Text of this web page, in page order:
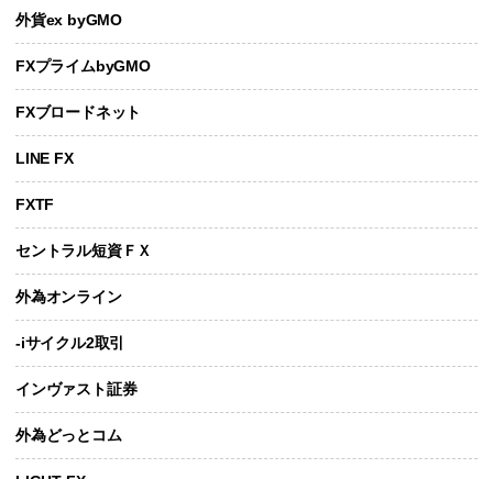
外貨ex byGMO
FXプライムbyGMO
FXブロードネット
LINE FX
FXTF
セントラル短資ＦＸ
外為オンライン
-iサイクル2取引
インヴァスト証券
外為どっとコム